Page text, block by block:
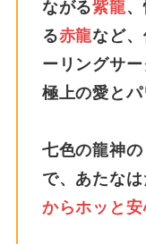
ながる紫龍
る赤龍など
ーリングサ
極上の愛とパ
七色の龍神
で、あたな
からホッと